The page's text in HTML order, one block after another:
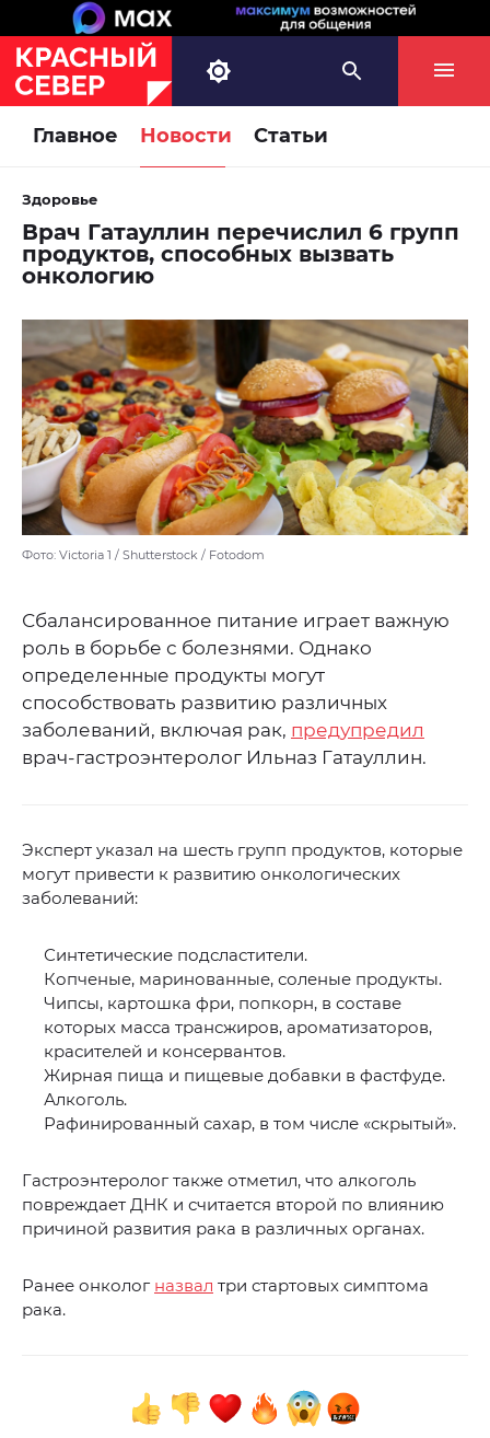
Главное Новости Статьи
Здоровье
Врач Гатауллин перечислил 6 групп
продуктов, способных вызвать
онкологию
Фото: Victoria 1 / Shutterstock / Fotodom
Сбалансированное питание играет важную
роль в борьбе с болезнями. Однако
определенные продукты могут
способствовать развитию различных
заболеваний, включая рак, предупредил
врач-гастроэнтеролог Ильназ Гатауллин.
Эксперт указал на шесть групп продуктов, которые
могут привести к развитию онкологических
заболеваний:
Синтетические подсластители.
Копченые, маринованные, соленые продукты.
Чипсы, картошка фри, попкорн, в составе
которых масса трансжиров, ароматизаторов,
красителей и консервантов.
Жирная пища и пищевые добавки в фастфуде.
Алкоголь.
Рафинированный сахар, в том числе «скрытый».
Гастроэнтеролог также отметил, что алкоголь
повреждает ДНК и считается второй по влиянию
причиной развития рака в различных органах.
Ранее онколог назвал три стартовых симптома
рака.